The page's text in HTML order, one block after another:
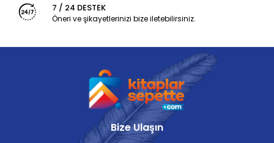
7 / 24 DESTEK
Öneri ve şikayetlerinizi bize iletebilirsiniz.
Bize Ulaşın